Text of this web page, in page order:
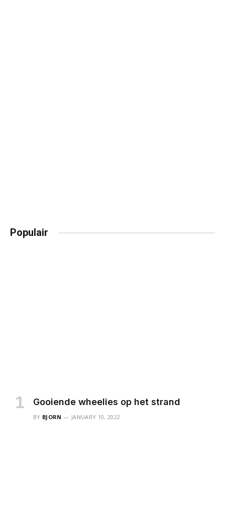
Populair
Gooiende wheelies op het strand
BY BJORN JANUARY 10, 2022